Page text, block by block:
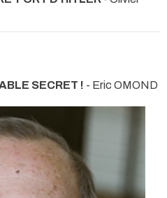
SECRET ! - Eric OMOND